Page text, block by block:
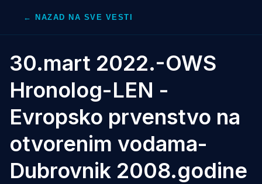
← NAZAD NA SVE VESTI
30.mart 2022.-OWS
Hronolog-LEN -
Evropsko prvenstvo na
otvorenim vodama-
Dubrovnik 2008.godine